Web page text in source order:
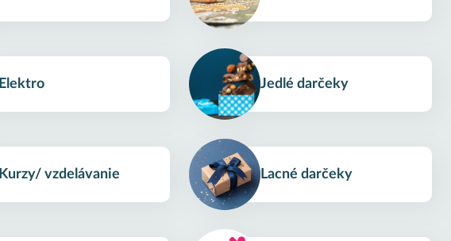
Elektro Jedlé darčeky
Kurzy/ vzdelávanie Lacné darčeky